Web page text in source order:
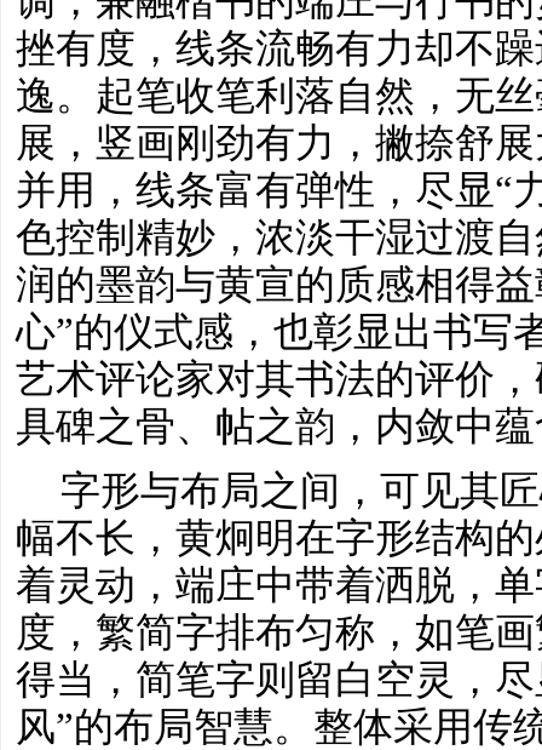
挫有度，线条流畅有力却不
逸。起笔收笔利落自然，无
展，竖画刚劲有力，撇捺舒
并用，线条富有弹性，尽显“
色控制精妙，浓淡干湿过渡
润的墨韵与黄宣的质感相得
心”的仪式感，也彰显出书写
艺术评论家对其书法的评价
具碑之骨、帖之韵，内敛中
字形与布局之间，可见其
幅不长，黄炯明在字形结构
着灵动，端庄中带着洒脱，
度，繁简字排布匀称，如笔
得当，简笔字则留白空灵，
风”的布局智慧。整体采用传